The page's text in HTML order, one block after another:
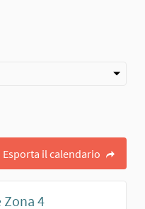
Esporta il calendario
4